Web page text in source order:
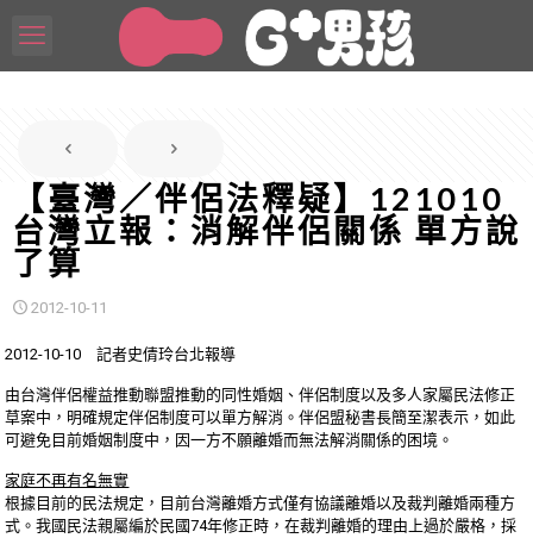
【臺灣／伴侶法釋疑】121010
台灣立報：消解伴侶關係 單方說
了算
2012-10-11
2012-10-10 記者史倩玲台北報導
由台灣伴侶權益推動聯盟推動的同性婚姻、伴侶制度以及多人家屬民法修正
草案中，明確規定伴侶制度可以單方解消。伴侶盟秘書長簡至潔表示，如此
可避免目前婚姻制度中，因一方不願離婚而無法解消關係的困境。
家庭不再有名無實
根據目前的民法規定，目前台灣離婚方式僅有協議離婚以及裁判離婚兩種方
式。我國民法親屬編於民國74年修正時，在裁判離婚的理由上過於嚴格，採